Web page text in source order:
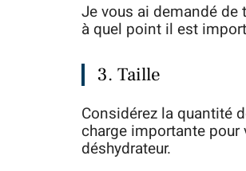
Je vous ai demandé de
à quel point il est
3. Taille
Considérez la quantité
charge importante pour
déshydrateur.